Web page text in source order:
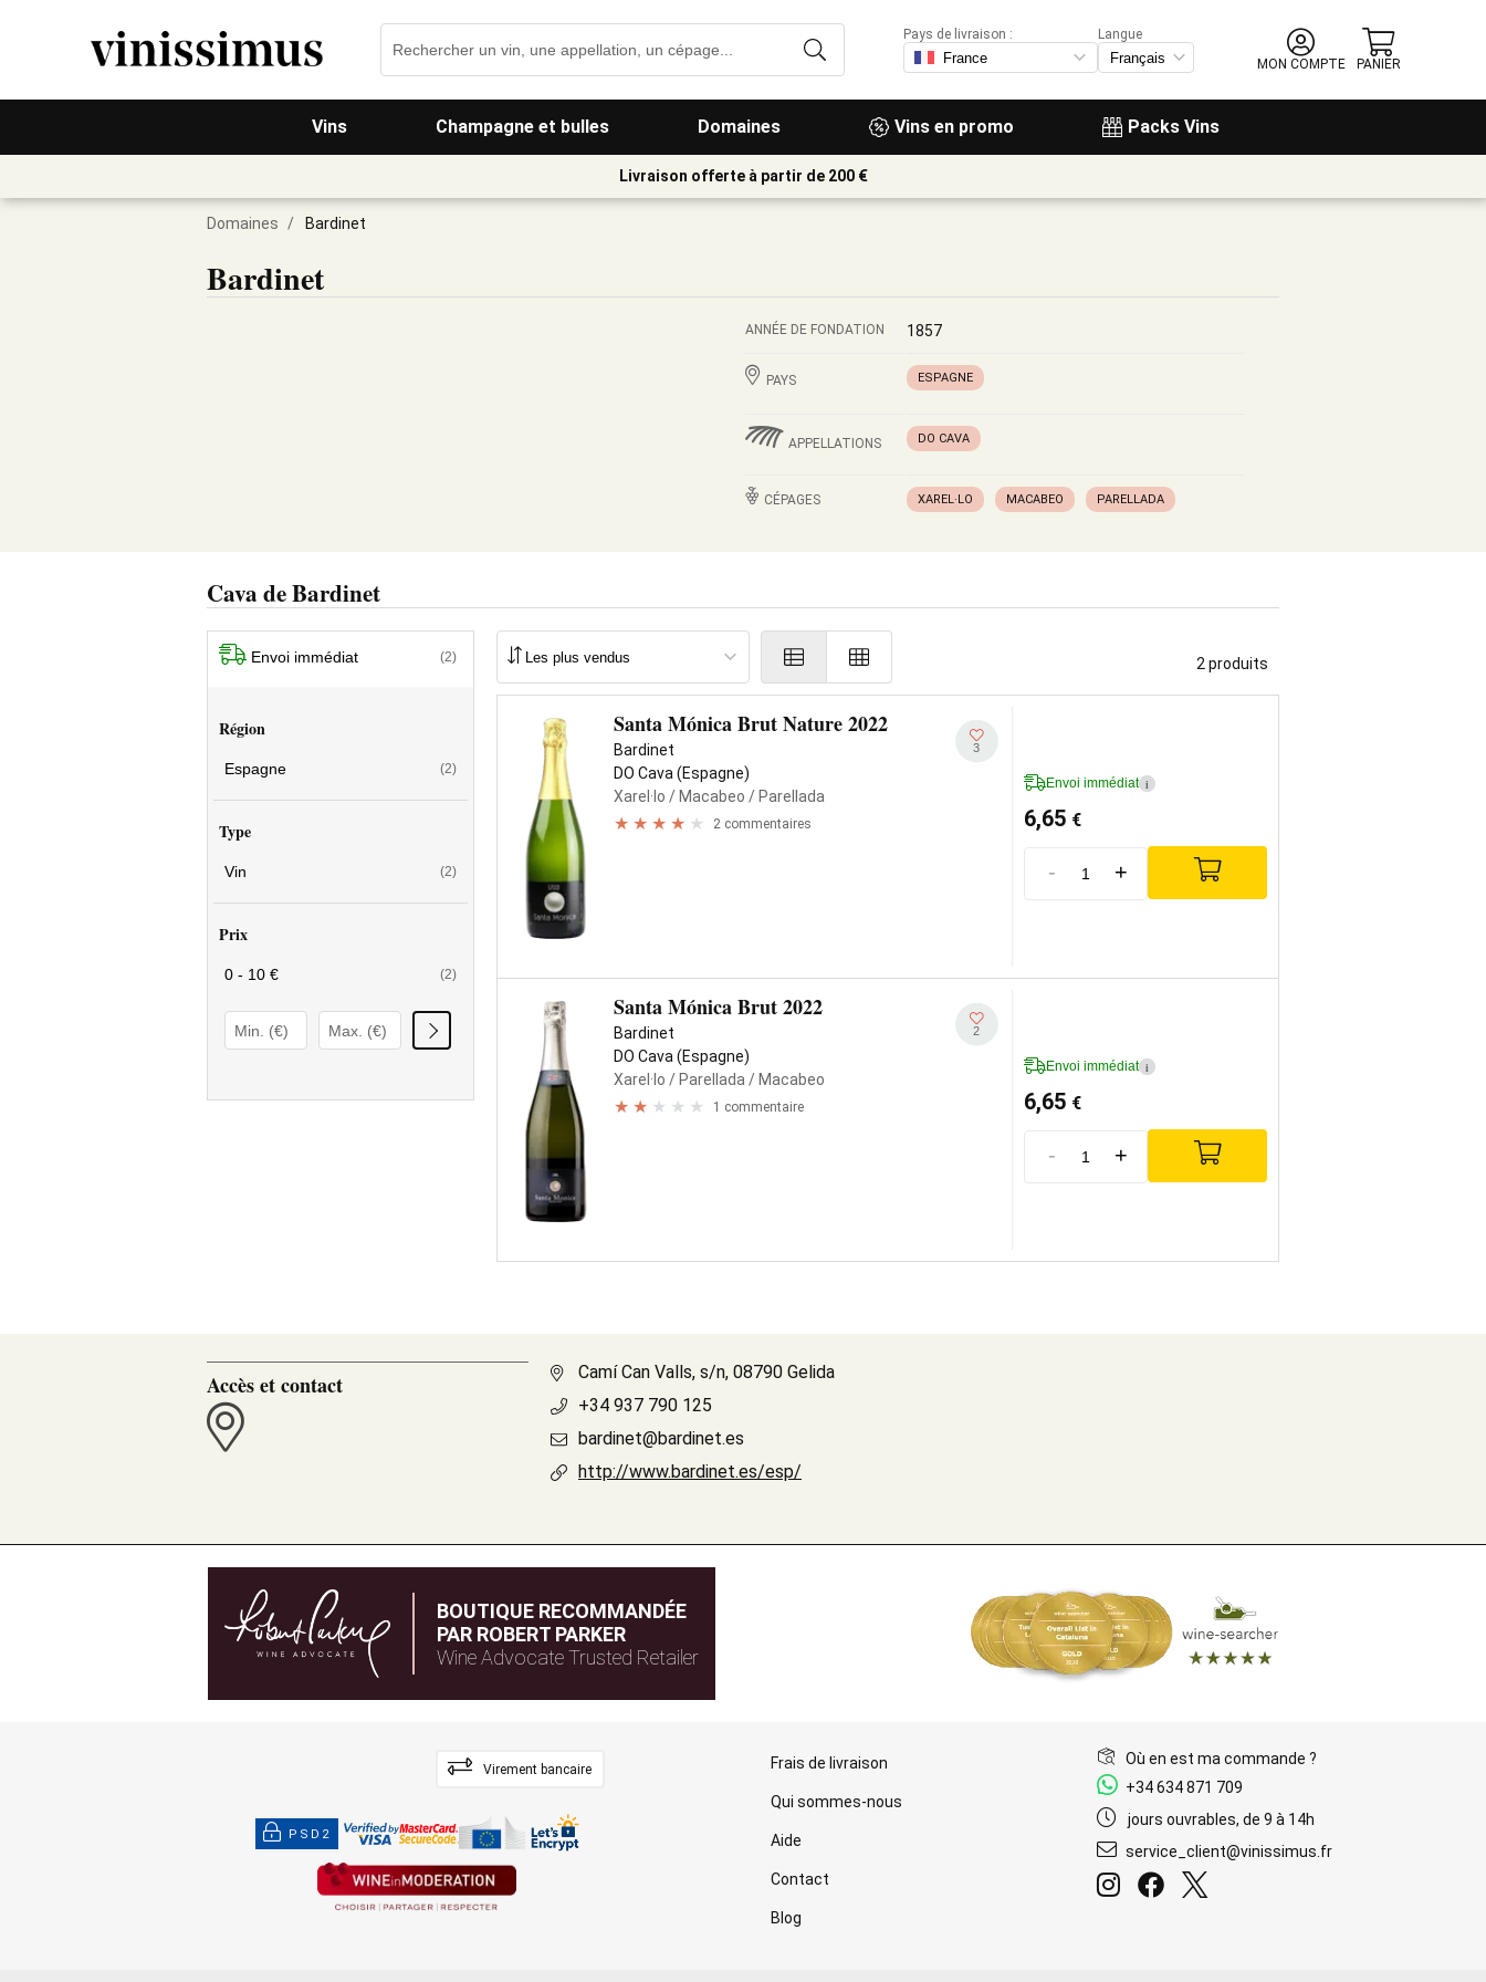
Vins Champagne et bulles Domaines Vins en promo Packs Vins
Pays de livraison :
Langue
MON COMPTE
PANIER
Livraison offerte à partir de 200 €
Domaines / Bardinet
Bardinet
ANNÉE DE FONDATION 1857
PAYS ESPAGNE
APPELLATIONS DO CAVA
CÉPAGES XAREL·LO MACABEO PARELLADA
Cava de Bardinet
Envoi immédiat (2)
Région
Espagne (2)
Type
Vin (2)
Prix
0 - 10 € (2)
2 produits
Santa Mónica Brut Nature 2022
Bardinet
DO Cava (Espagne)
Xarel·lo / Macabeo / Parellada
2 commentaires
3
Envoi immédiat i
6,65 €
- +
Santa Mónica Brut 2022
Bardinet
DO Cava (Espagne)
Xarel·lo / Parellada / Macabeo
1 commentaire
2
Envoi immédiat i
6,65 €
- +
Accès et contact
Camí Can Valls, s/n, 08790 Gelida
+34 937 790 125
bardinet@bardinet.es
http://www.bardinet.es/esp/
BOUTIQUE RECOMMANDÉE
PAR ROBERT PARKER
Wine Advocate Trusted Retailer
Virement bancaire
PSD2
Frais de livraison
Qui sommes-nous
Aide
Contact
Blog
Où en est ma commande ?
+34 634 871 709
jours ouvrables, de 9 à 14h
service_client@vinissimus.fr